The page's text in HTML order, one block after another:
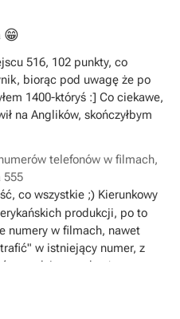
😁
516, 102 punkty, co
biorąc pod uwagę że po
1400-któryś :] Co ciekawe,
na Anglików, skończyłbym
telefonów w filmach,
555
produkcji, po to
numery w filmach, nawet
w istniejący numer, z
prawdziwa osoba :)